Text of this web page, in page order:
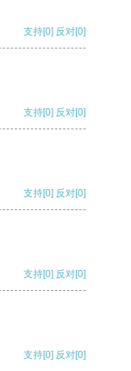
支持[0] 反对[0]
支持[0] 反对[0]
支持[0] 反对[0]
支持[0] 反对[0]
支持[0] 反对[0]